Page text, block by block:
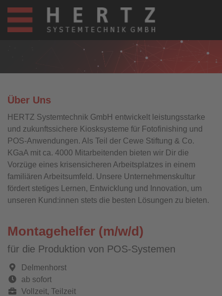
Montagehelfer (m/w/d)
für die Produktion von POS-Systemen
Delmenhorst
ab sofort
Vollzeit, Teilzeit
Über Uns
HERTZ Systemtechnik GmbH entwickelt leistungsstarke
und zukunftssichere Kiosksysteme für Fotofinishing und
POS-Anwendungen. Als Teil der Cewe Stiftung & Co.
KGaA mit ca. 4000 Mitarbeitenden bieten wir Dir die
Vorzüge eines krisensicheren Arbeitsplatzes in einem
familiären Arbeitsumfeld. Unsere Unternehmenskultur
fördert stetiges Lernen, Entwicklung und Innovation, um
unseren Kund:innen stets die besten Lösungen zu bieten.